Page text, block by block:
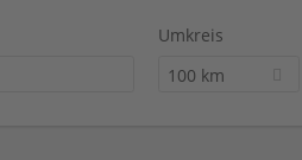
Umkreis
100 km